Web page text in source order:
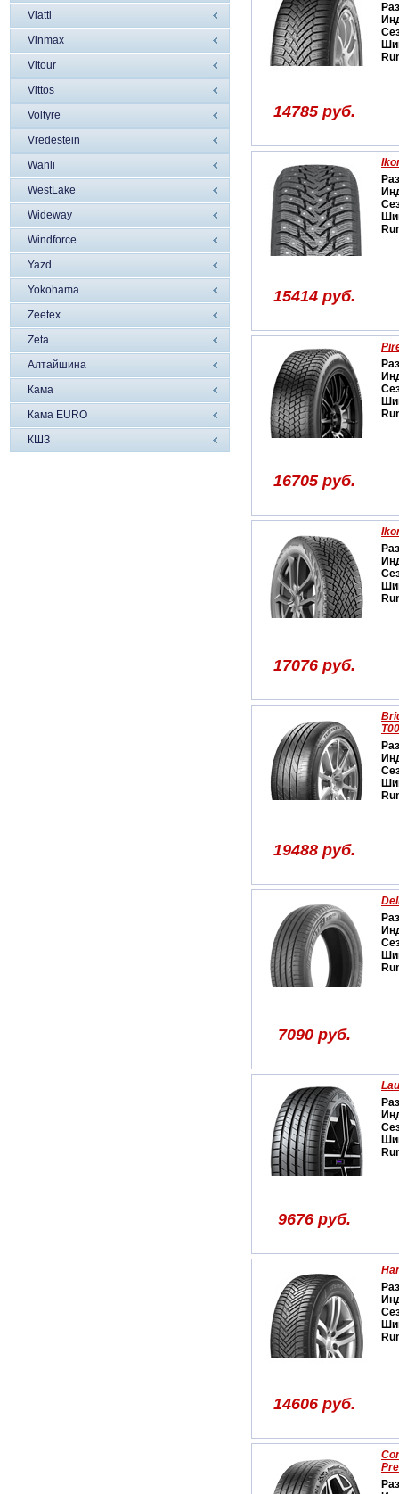
Viatti
Vinmax
Vitour
Vittos
Voltyre
Vredestein
Wanli
WestLake
Wideway
Windforce
Yazd
Yokohama
Zeetex
Zeta
Алтайшина
Кама
Кама EURO
КШЗ
14785 руб.
15414 руб.
16705 руб.
17076 руб.
19488 руб.
7090 руб.
9676 руб.
14606 руб.